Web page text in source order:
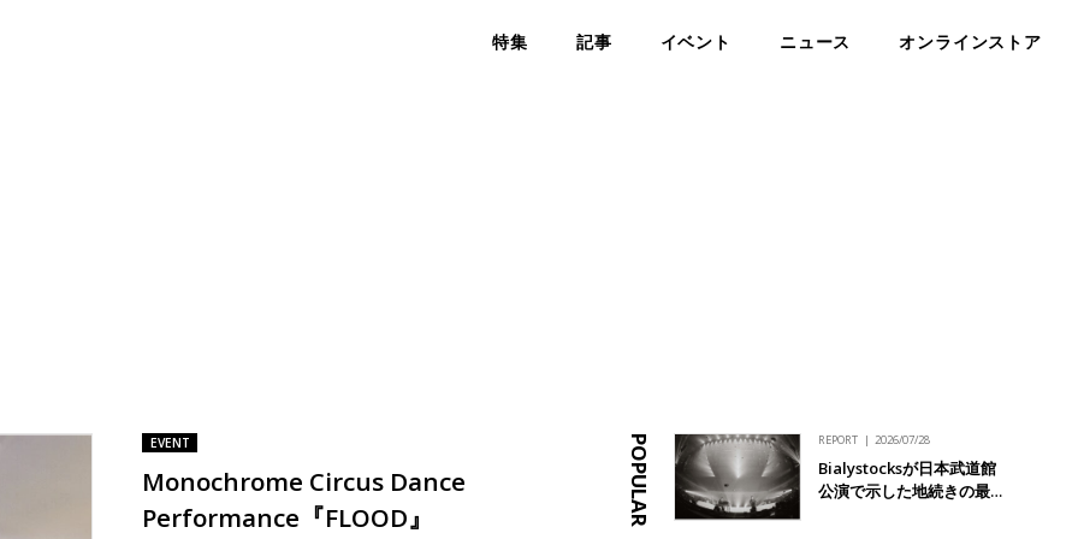
特集 記事 イベント ニュース オンラインストア
EVENT
Monochrome Circus Dance
Performance『FLOOD』
POPULAR REPORT 2026/07/28
Bialystocksが日本武道館
公演で示した地続きの最…